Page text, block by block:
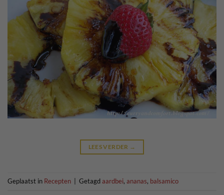
LEES VERDER →
Geplaatst in Recepten Getagdaardbei, ananas, balsamico